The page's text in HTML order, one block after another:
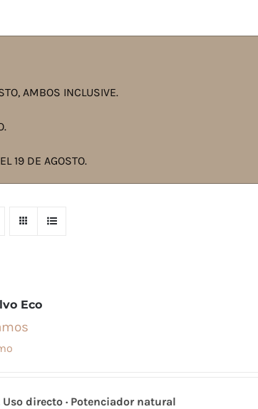
AMBOS INCLUSIVE.
19 DE AGOSTO.
Eco
directo · Potenciador natural